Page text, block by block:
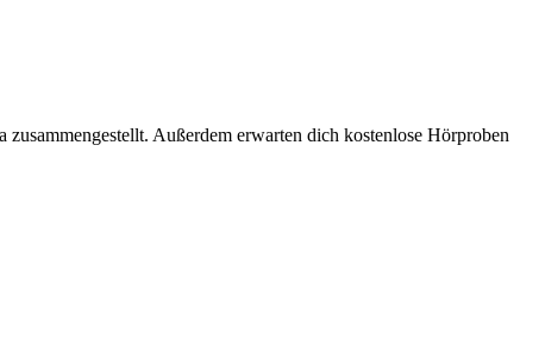
Außerdem erwarten dich kostenlose Hörproben